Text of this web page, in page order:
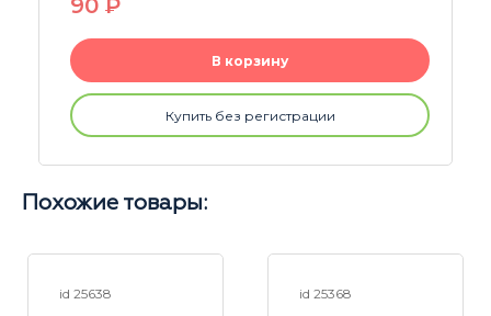
90 P
В корзину
Купить без регистрации
Похожие товары:
id 25638 id 25368